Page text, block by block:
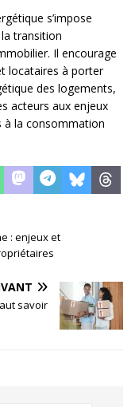
s’impose
transition
Il encourage
locataires à porter
des logements,
acteurs aux enjeux
à la consommation
: enjeux et
savoir